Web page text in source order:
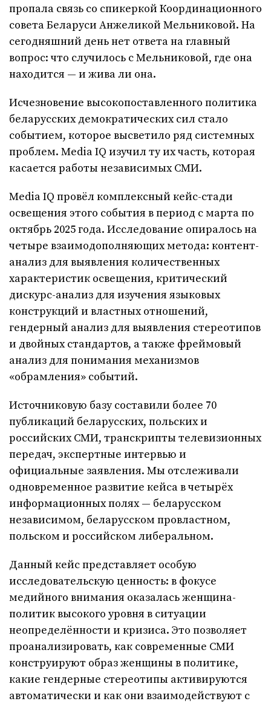
пропала связь со спикеркой Координационного
совета Беларуси Анжеликой Мельниковой. На
сегодняшний день нет ответа на главный
вопрос: что случилось с Мельниковой, где она
находится — и жива ли она.
Исчезновение высокопоставленного политика
беларусских демократических сил стало
событием, которое высветило ряд системных
проблем. Media IQ изучил ту их часть, которая
касается работы независимых СМИ.
Media IQ провёл комплексный кейс-стади
освещения этого события в период с марта по
октябрь 2025 года. Исследование опиралось на
четыре взаимодополняющих метода: контент-
анализ для выявления количественных
характеристик освещения, критический
дискурс-анализ для изучения языковых
конструкций и властных отношений,
гендерный анализ для выявления стереотипов
и двойных стандартов, а также фреймовый
анализ для понимания механизмов
«обрамления» событий.
Источниковую базу составили более 70
публикаций беларусских, польских и
российских СМИ, транскрипты телевизионных
передач, экспертные интервью и
официальные заявления. Мы отслеживали
одновременное развитие кейса в четырёх
информационных полях — беларусском
независимом, беларусском провластном,
польском и российском либеральном.
Данный кейс представляет особую
исследовательскую ценность: в фокусе
медийного внимания оказалась женщина-
политик высокого уровня в ситуации
неопределённости и кризиса. Это позволяет
проанализировать, как современные СМИ
конструируют образ женщины в политике,
какие гендерные стереотипы активируются
автоматически и как они взаимодействуют с